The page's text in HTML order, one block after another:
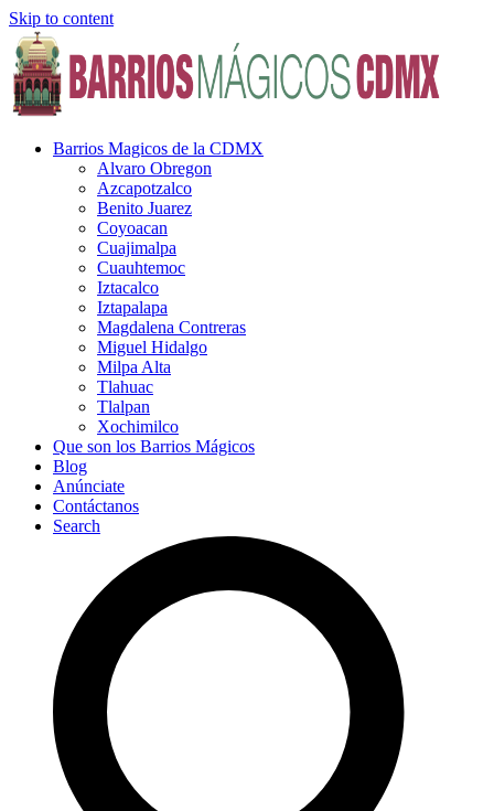
Skip to content
Barrios Magicos de la CDMX
Alvaro Obregon
Azcapotzalco
Benito Juarez
Coyoacan
Cuajimalpa
Cuauhtemoc
Iztacalco
Iztapalapa
Magdalena Contreras
Miguel Hidalgo
Milpa Alta
Tlahuac
Tlalpan
Xochimilco
Que son los Barrios Mágicos
Blog
Anúnciate
Contáctanos
Search